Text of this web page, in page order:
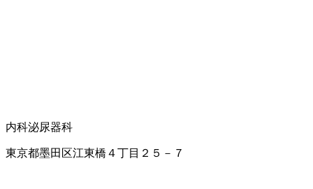
内科泌尿器科
東京都墨田区江東橋４丁目２５－７